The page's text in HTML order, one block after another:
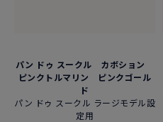
パン ドゥ スークル カボション
ピンクトルマリン ピンクゴール
ド
パン ドゥ スークル ラージモデル設
定用